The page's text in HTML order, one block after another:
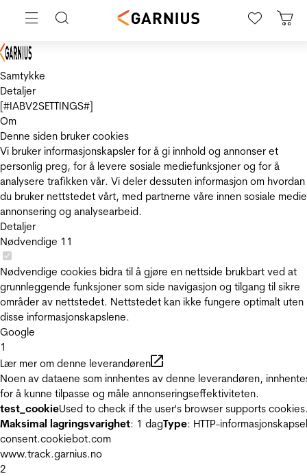
Samtykke
Detaljer
[#IABV2SETTINGS#]
Om
Denne siden bruker cookies
Vi bruker informasjonskapsler for å gi innhold og annonser et
personlig preg, for å levere sosiale mediefunksjoner og for å
analysere trafikken vår. Vi deler dessuten informasjon om hvordan
du bruker nettstedet vårt, med partnerne våre innen sosiale
annonsering og analysearbeid.
Detaljer
Nødvendige 11
Nødvendige cookies bidra til å gjøre en nettside brukbart ved at
grunnleggende funksjoner som side navigasjon og tilgang til sikre
områder av nettstedet. Nettstedet kan ikke fungere optimalt uten
disse informasjonskapslene.
Google
1
Lær mer om denne leverandøren
Noen av dataene som innhentes av denne leverandøren,
for å kunne tilpasse og måle annonseringseffektiviteten.
test_cookieUsed to check if the user's browser supports
Maksimal lagringsvarighet: 1 dagType: HTTP-informasjonskapsel
consent.cookiebot.com
www.track.garnius.no
2